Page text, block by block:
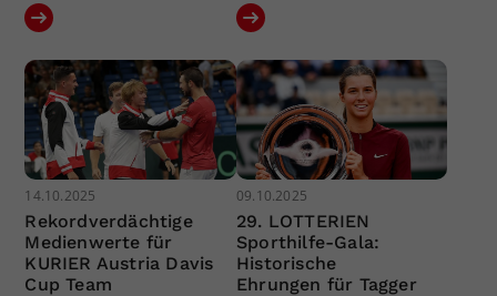
14.10.2025
Rekordverdächtige
Medienwerte für
KURIER Austria Davis
Cup Team
09.10.2025
29. LOTTERIEN
Sporthilfe-Gala:
Historische
Ehrungen für Tagger